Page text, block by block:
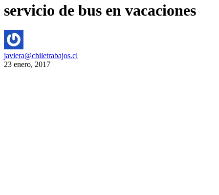
servicio de bus en vacaciones
javiera@chiletrabajos.cl
23 enero, 2017